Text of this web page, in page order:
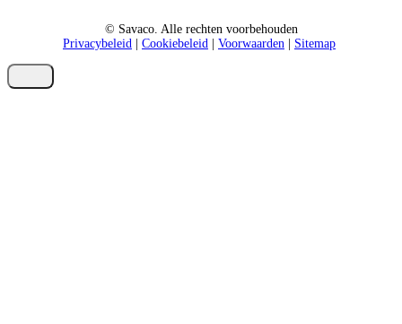
© Savaco. Alle rechten voorbehouden
Privacybeleid
Cookiebeleid Voorwaarden Sitemap